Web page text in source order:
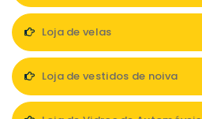
Loja de velas
Loja de vestidos de noiva